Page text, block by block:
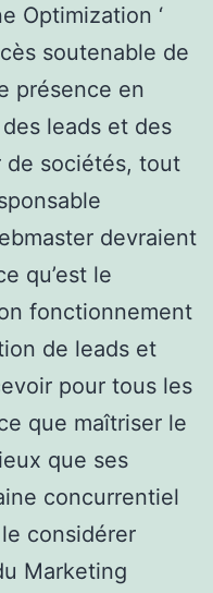
Optimization ‘
soutenable de
présence en
leads et des
de sociétés, tout
devraient
qu’est le
fonctionnement
de leads et
pour tous les
que maîtriser le
que ses
concurrentiel
considérer
Marketing